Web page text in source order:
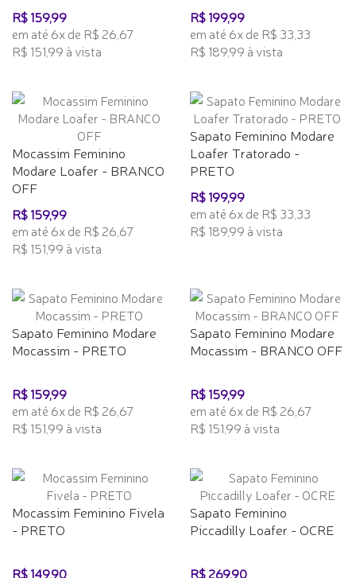
R$ 159,99
em até 6x de R$ 26,67
R$ 151,99 à vista
R$ 199,99
em até 6x de R$ 33,33
R$ 189,99 à vista
Mocassim Feminino
Modare Loafer - BRANCO
OFF
R$ 159,99
em até 6x de R$ 26,67
R$ 151,99 à vista
Sapato Feminino Modare
Loafer Tratorado -
PRETO
R$ 199,99
em até 6x de R$ 33,33
R$ 189,99 à vista
Sapato Feminino Modare
Mocassim - PRETO
R$ 159,99
em até 6x de R$ 26,67
R$ 151,99 à vista
Sapato Feminino Modare
Mocassim - BRANCO OFF
R$ 159,99
em até 6x de R$ 26,67
R$ 151,99 à vista
Mocassim Feminino Fivela
- PRETO
R$ 149,90
Sapato Feminino
Piccadilly Loafer - OCRE
R$ 269,90